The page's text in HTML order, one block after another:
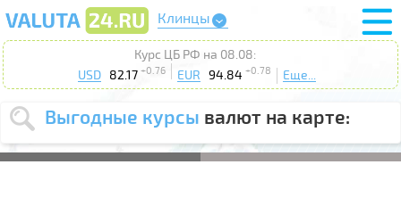
Клинцы
Курс ЦБ РФ на 08.08:
USD
82.17 +0.76 EUR 94.84 +0.78 Еще...
Выгодные курсы валют на карте:
Выберите
USD EUR